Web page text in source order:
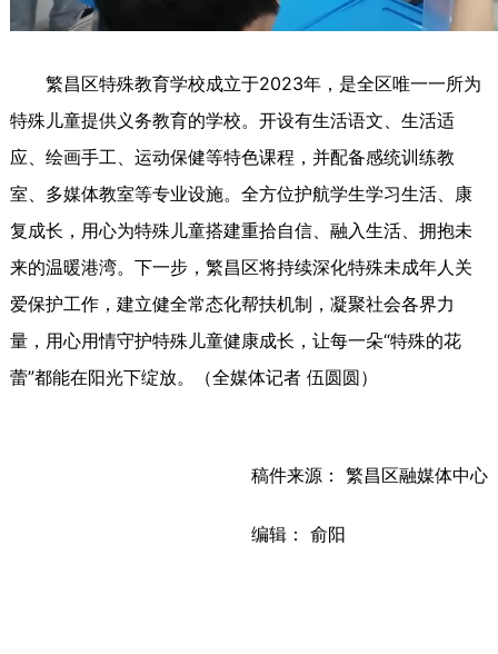
繁昌区特殊教育学校成立于2023年，是全区唯一一所为
特殊儿童提供义务教育的学校。开设有生活语文、生活适
应、绘画手工、运动保健等特色课程，并配备感统训练教
室、多媒体教室等专业设施。全方位护航学生学习生活、康
复成长，用心为特殊儿童搭建重拾自信、融入生活、拥抱未
来的温暖港湾。下一步，繁昌区将持续深化特殊未成年人关
爱保护工作，建立健全常态化帮扶机制，凝聚社会各界力
量，用心用情守护特殊儿童健康成长，让每一朵“特殊的花
蕾”都能在阳光下绽放。（全媒体记者 伍圆圆）
稿件来源： 繁昌区融媒体中心
编辑： 俞阳